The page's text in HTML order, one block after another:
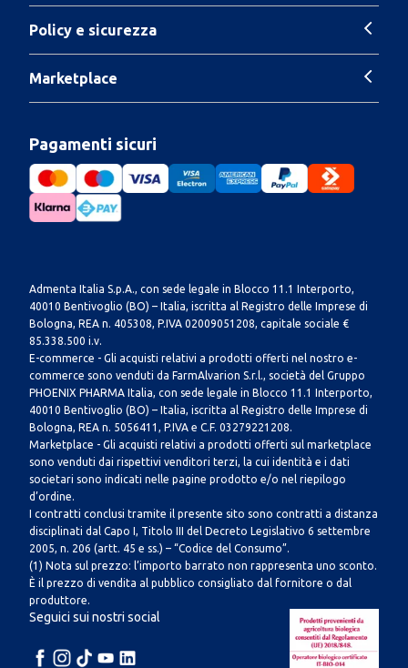
Policy e sicurezza
Marketplace
Pagamenti sicuri
Admenta Italia S.p.A., con sede legale in Blocco 11.1 Interporto,
40010 Bentivoglio (BO) – Italia, iscritta al Registro delle Imprese di
Bologna, REA n. 405308, P.IVA 02009051208, capitale sociale €
85.338.500 i.v.
E-commerce - Gli acquisti relativi a prodotti offerti nel nostro e-
commerce sono venduti da FarmAlvarion S.r.l., società del Gruppo
PHOENIX PHARMA Italia, con sede legale in Blocco 11.1 Interporto,
40010 Bentivoglio (BO) – Italia, iscritta al Registro delle Imprese di
Bologna, REA n. 5056411, P.IVA e C.F. 03279221208.
Marketplace - Gli acquisti relativi a prodotti offerti sul marketplace
sono venduti dai rispettivi venditori terzi, la cui identità e i dati
societari sono indicati nelle pagine prodotto e/o nel riepilogo
d’ordine.
I contratti conclusi tramite il presente sito sono contratti a distanza
disciplinati dal Capo I, Titolo III del Decreto Legislativo 6 settembre
2005, n. 206 (artt. 45 e ss.) – “Codice del Consumo”.
(1) Nota sul prezzo: l’importo barrato non rappresenta uno sconto.
È il prezzo di vendita al pubblico consigliato dal fornitore o dal
produttore.
Seguici sui nostri social